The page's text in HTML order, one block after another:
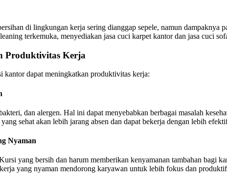
di lingkungan kerja sering dianggap sepele, namun dampaknya
terkemuka, menyediakan jasa cuci karpet kantor dan jasa cuci
Produktivitas Kerja
kantor dapat meningkatkan produktivitas kerja:
dan alergen. Hal ini dapat menyebabkan berbagai masalah
sehat akan lebih jarang absen dan dapat bekerja dengan lebih
Nyaman
yang bersih dan harum memberikan kenyamanan tambahan bagi
yang nyaman mendorong karyawan untuk lebih fokus dan